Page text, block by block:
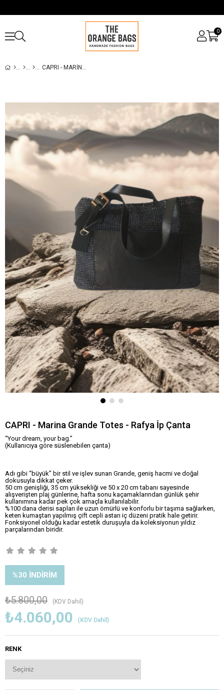
0
CAPRI - MARINA GRANDE TOTES - RAFYA İP ÇANTA
CAPRI - Marina Grande Totes - Rafya İp Çanta
“Your dream, your bag.”
(Kullanıcıya göre süslenebilen çanta)
Adı gibi “büyük” bir stil ve işlev sunan Grande, geniş hacmi ve doğal
dokusuyla dikkat çeker.
50 cm genişliği, 35 cm yüksekliği ve 50 x 20 cm tabanı sayesinde
alışverişten plaj günlerine, hafta sonu kaçamaklarından günlük şehir
kullanımına kadar pek çok amaçla kullanılabilir.
%100 dana derisi sapları ile uzun ömürlü ve konforlu bir taşıma sağlarken,
keten kumaştan yapılmış çift cepli astarı iç düzeni pratik hale getirir.
Fonksiyonel olduğu kadar estetik duruşuyla da koleksiyonun yıldız
parçalarından biridir.
%30 İNDIRIM
₺5.800,00 (KDV Dahil)
₺4.060,00 (KDV Dahil)
RENK